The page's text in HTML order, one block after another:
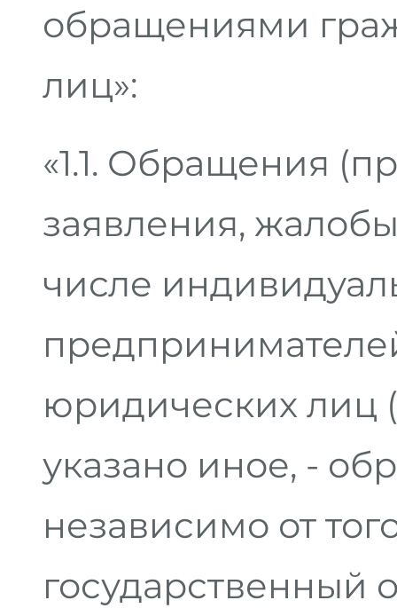
обращениями
лиц»:
«1.1. Обращения
заявления,
числе
юридических лиц
указано иное, -
независимо от
государственный